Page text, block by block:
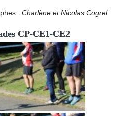
: Charlène et Nicolas Cogrel
CP-CE1-CE2